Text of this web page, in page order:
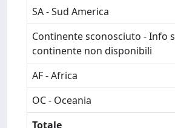
SA - Sud America
Continente sconosciuto - Info
continente non disponibili
AF - Africa
OC - Oceania
Totale